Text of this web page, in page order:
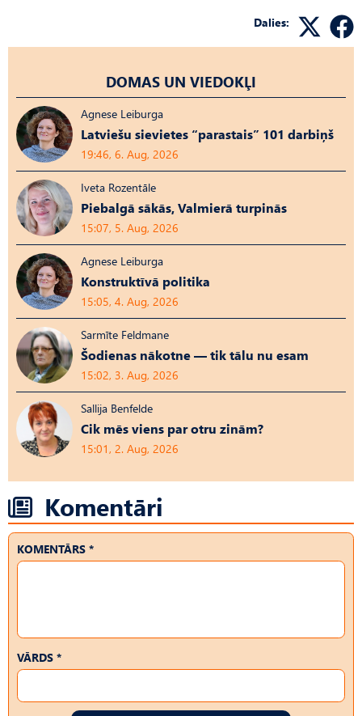
Dalies:
DOMAS UN VIEDOKĻI
Agnese Leiburga
Latviešu sievietes “parastais” 101 darbiņš
19:46, 6. Aug, 2026
Iveta Rozentāle
Piebalgā sākās, Valmierā turpinās
15:07, 5. Aug, 2026
Agnese Leiburga
Konstruktīvā politika
15:05, 4. Aug, 2026
Sarmīte Feldmane
Šodienas nākotne — tik tālu nu esam
15:02, 3. Aug, 2026
Sallija Benfelde
Cik mēs viens par otru zinām?
15:01, 2. Aug, 2026
Komentāri
KOMENTĀRS *
VĀRDS *